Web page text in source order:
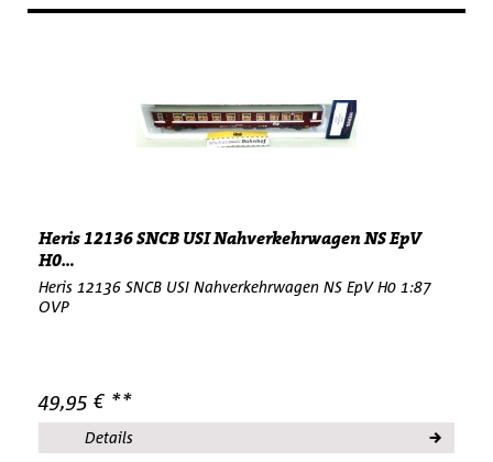
Heris 12136 SNCB USI Nahverkehrwagen NS EpV
H0...
Heris 12136 SNCB USI Nahverkehrwagen NS EpV H0 1:87
OVP
49,95 € **
Details